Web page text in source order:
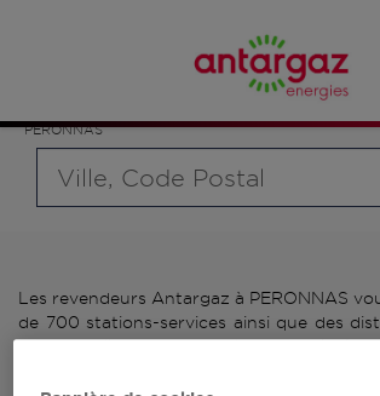
PERONNAS
bouteille souhaité et le type de point de
distributeur automatique de bouteilles de
carburant)
Les revendeurs Antargaz à PERONNAS
de 700 stations-services ainsi que des
de bouteilles de gaz. Découvrez la